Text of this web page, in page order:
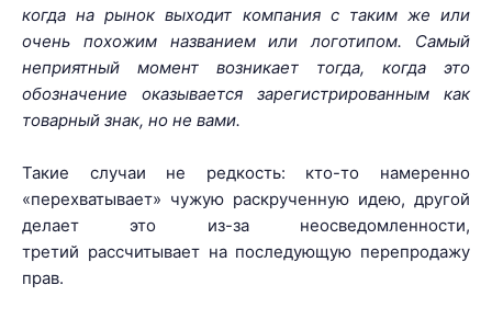
когда на рынок выходит компания с таким же или
очень похожим названием или логотипом. Самый
неприятный момент возникает тогда, когда это
обозначение оказывается зарегистрированным как
товарный знак, но не вами.
Такие случаи не редкость: кто-то намеренно
«перехватывает» чужую раскрученную идею, другой
делает это из-за неосведомленности,
третий рассчитывает на последующую перепродажу
прав.